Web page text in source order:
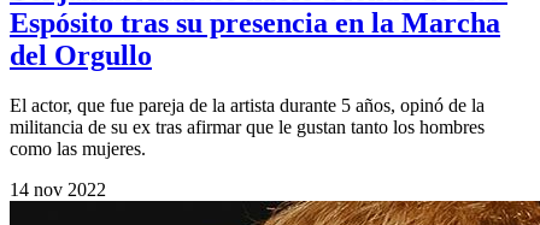
Espósito tras su presencia en la Marcha
del Orgullo
El actor, que fue pareja de la artista durante 5 años, opinó de la
militancia de su ex tras afirmar que le gustan tanto los hombres
como las mujeres.
14 nov 2022